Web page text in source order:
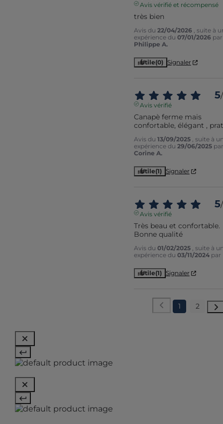
Avis vérifié et récompensé
très bien
Avis du 22/04/2026 , suite à
expérience du 07/01/2026 par
Philippe A.
Utile(0) Signaler
5/
Avis vérifié
Canapè ferme mais
confortable, élégant ,
Avis du 13/09/2025 , suite à
expérience du 29/06/2025 par
Corine A.
Utile(1) Signaler
5/
Avis vérifié
Très beau et confortable.
Bonne qualité
Avis du 01/02/2025 , suite à
expérience du 03/11/2024 par
Utile(1) Signaler
1 2